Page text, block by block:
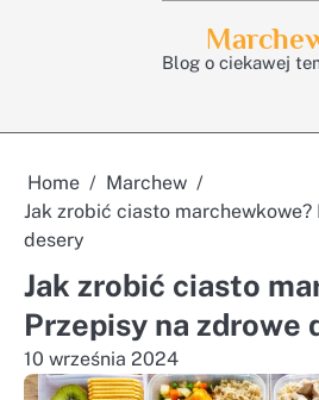
Blog o ciekawej
Home
Marchew
Jak zrobić ciasto marchewkowe?
desery
Jak zrobić ciasto
Przepisy na zdrowe
10 września 2024